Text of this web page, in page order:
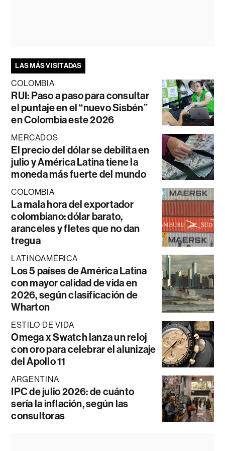
LAS MÁS VISITADAS
COLOMBIA
RUI: Paso a paso para consultar
el puntaje en el “nuevo Sisbén”
en Colombia este 2026
MERCADOS
El precio del dólar se debilita en
julio y América Latina tiene la
moneda más fuerte del mundo
COLOMBIA
La mala hora del exportador
colombiano: dólar barato,
aranceles y fletes que no dan
tregua
LATINOAMÉRICA
Los 5 países de América Latina
con mayor calidad de vida en
2026, según clasificación de
Wharton
ESTILO DE VIDA
Omega x Swatch lanza un reloj
con oro para celebrar el alunizaje
del Apollo 11
ARGENTINA
IPC de julio 2026: de cuánto
sería la inflación, según las
consultoras